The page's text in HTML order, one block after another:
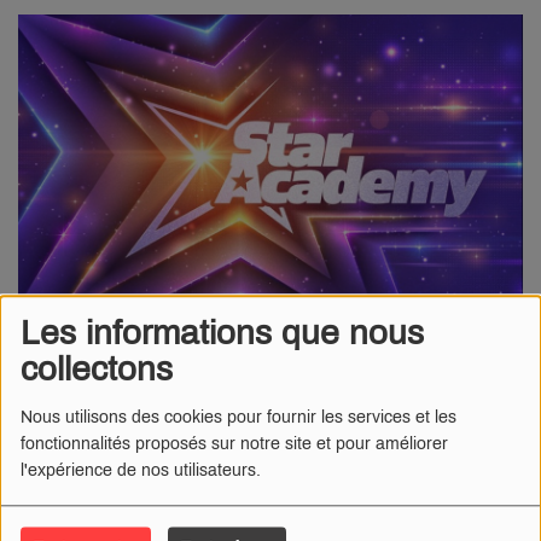
Les informations que nous
collectons
Nous utilisons des cookies pour fournir les services et les
fonctionnalités proposés sur notre site et pour améliorer
l'expérience de nos utilisateurs.
08 MARS 2023
Radio Numéro 1 -Le casting de la onzième saison de la
"Star Academy"
est officiellement ouvert, a annoncé TF1